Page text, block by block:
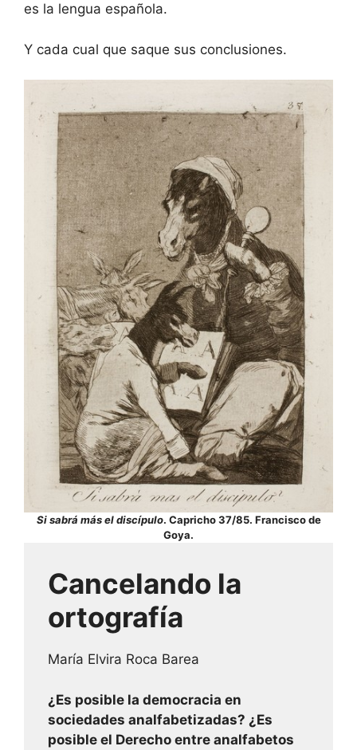
es la lengua española.
Y cada cual que saque sus conclusiones.
Si sabrá más el discípulo. Capricho 37/85. Francisco de
Goya.
Cancelando la
ortografía
María Elvira Roca Barea
¿Es posible la democracia en
sociedades analfabetizadas? ¿Es
posible el Derecho entre analfabetos